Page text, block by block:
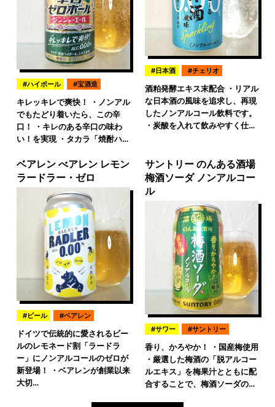
ハイボール 宝酒造
キレッキレで爽快！ ・ノンアル
でもたどり着いたら、この辛
口！ ・キレのある辛口の味わ
い！を実現 ・タカラ「焼酎ハ…
日本酒 チェリオ
酒粕発酵エキス末配合 ・リアル
な日本酒の風味を追求し、再現
したノンアルコール飲料です。
・炭酸を入れて飲みやすく仕…
ベアレン べアレン レモン
ラードラー・ゼロ
ビール ベアレン
ドイツで伝統的に愛されるビー
ルのレモネード割「ラードラ
ー」にノンアルコールのゼロが
新登場！ ・ベアレンが創業以来
大切…
サントリー のんある酒場
梅酒ソーダ ノンアルコー
ル
サワー サントリー
香り、かろやか！ ・国産梅使用
・厳選した梅酒の「脱アルコー
ルエキス」を梅果汁とともに配
合することで、梅酒ソーダの…